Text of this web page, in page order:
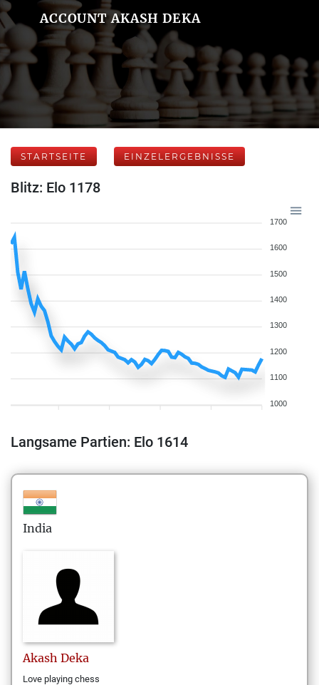
ACCOUNT AKASH DEKA
STARTSEITE EINZELERGEBNISSE
Blitz: Elo 1178
1700
1600
1500
1400
1300
1200
1100
1000
Langsame Partien: Elo 1614
India
Akash Deka
Love playing chess